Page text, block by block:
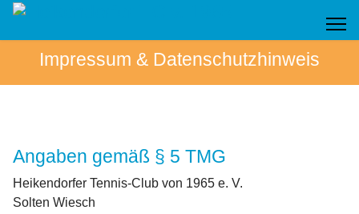
Impressum & Datenschutzhinweis
Angaben gemäß § 5 TMG
Heikendorfer Tennis-Club von 1965 e. V.
Solten Wiesch